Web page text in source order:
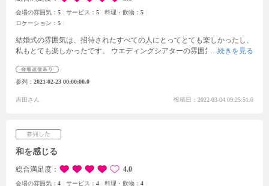
会場の雰囲気： 5 サービス： 5 料理・飲物： 5
ロケーション： 5
結婚式の雰囲気は、招待されたすべての人にとってとても楽しかったし、
私もとても楽しかったです。 ウエディングシアターの雰囲気はとても良
タッフが印象的で、快適に過ごせます。
参列 2021-02-23 00:00:00.0
吉田さん 投稿日：2022-03-04 09:25:51.0
和を感じる
総合満足度 4.0
会場の雰囲気： 4 サービス： 4 料理・飲物： 4